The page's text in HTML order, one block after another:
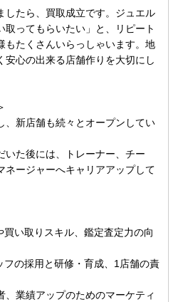
したら、買取成立です。ジュエル
取ってもらいたい」と、リピート
もたくさんいらっしゃいます。地
安心の出来る店舗作りを大切にし
、新店舗も続々とオープンしてい
いた後には、トレーナー、チー
ネージャーへキャリアアップして
買い取りスキル、鑑定査定力の向
フの採用と研修・育成、1店舗の責
、業績アップのためのマーケティ